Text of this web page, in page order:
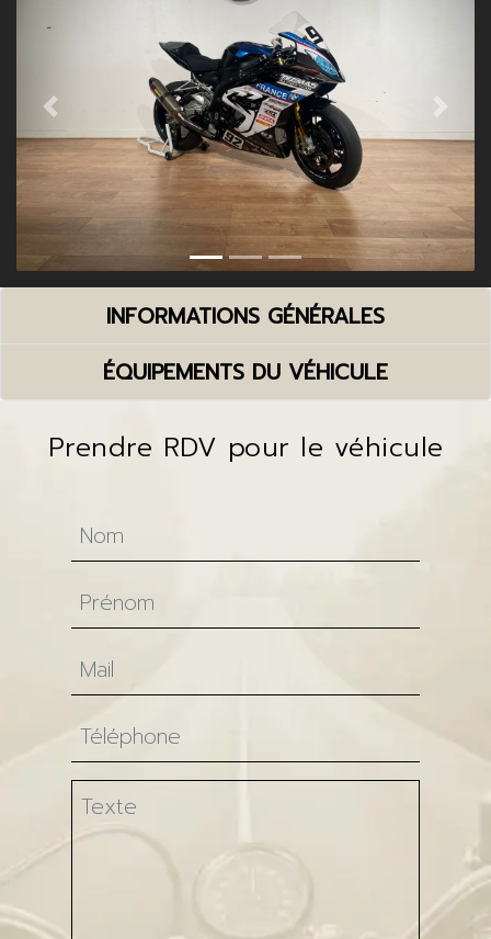
Previous Next
INFORMATIONS GÉNÉRALES
ÉQUIPEMENTS DU VÉHICULE
Prendre RDV pour le véhicule